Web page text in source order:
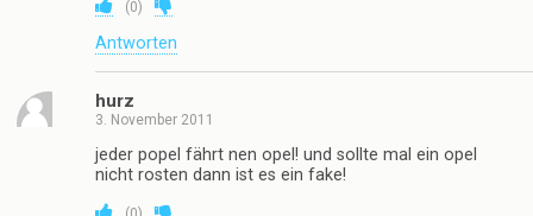
(0)
Antworten
hurz
3. November 2011
jeder popel fährt nen opel! und sollte mal ein opel
nicht rosten dann ist es ein fake!